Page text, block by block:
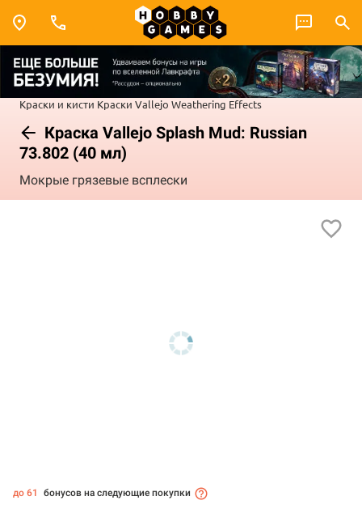
Краски и кисти Краски Vallejo Weathering Effects
Краска Vallejo Splash Mud: Russian
73.802 (40 мл)
Мокрые грязевые всплески
до 61 бонусов на следующие покупки